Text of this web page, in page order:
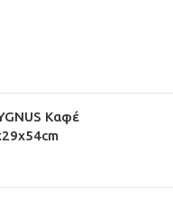
Καφέ